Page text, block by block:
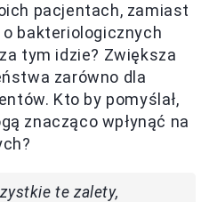
pacjentach, zamiast
bakteriologicznych
tym idzie? Zwiększa
zarówno dla
Kto by pomyślał,
znacząco wpłynąć na
te zalety,